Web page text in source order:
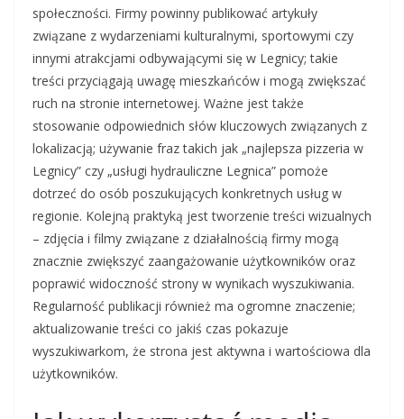
społeczności. Firmy powinny publikować artykuły
związane z wydarzeniami kulturalnymi, sportowymi czy
innymi atrakcjami odbywającymi się w Legnicy; takie
treści przyciągają uwagę mieszkańców i mogą zwiększać
ruch na stronie internetowej. Ważne jest także
stosowanie odpowiednich słów kluczowych związanych z
lokalizacją; używanie fraz takich jak „najlepsza pizzeria w
Legnicy” czy „usługi hydrauliczne Legnica” pomoże
dotrzeć do osób poszukujących konkretnych usług w
regionie. Kolejną praktyką jest tworzenie treści wizualnych
– zdjęcia i filmy związane z działalnością firmy mogą
znacznie zwiększyć zaangażowanie użytkowników oraz
poprawić widoczność strony w wynikach wyszukiwania.
Regularność publikacji również ma ogromne znaczenie;
aktualizowanie treści co jakiś czas pokazuje
wyszukiwarkom, że strona jest aktywna i wartościowa dla
użytkowników.